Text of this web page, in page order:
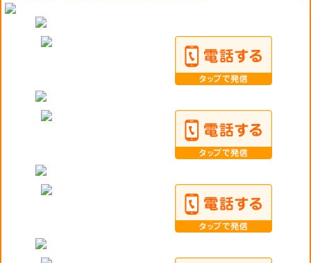
《岡山市・整体院》体を温めましょう！
関連メニュー
骨盤矯正
猫背矯正
COPYRIGHT© viva-amg-okayama.com ALL RIGHTS RESERVED. Design by PORTALS｜